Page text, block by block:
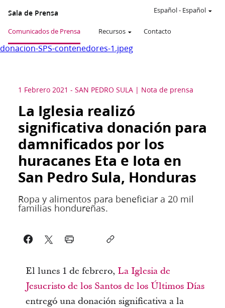
Sala de Prensa
Comunicados de Prensa Recursos Contacto
Español- Español
donacion-SPS-contenedores-1.jpeg
1 Febrero 2021 - SAN PEDRO SULA Nota de prensa
La Iglesia realizó
significativa donación para
damnificados por los
huracanes Eta e Iota en
San Pedro Sula, Honduras
Ropa y alimentos para beneficiar a 20 mil
familias hondureñas.
El lunes 1 de febrero, La Iglesia de
Jesucristo de los Santos de los Últimos Días
entregó una donación significativa a la